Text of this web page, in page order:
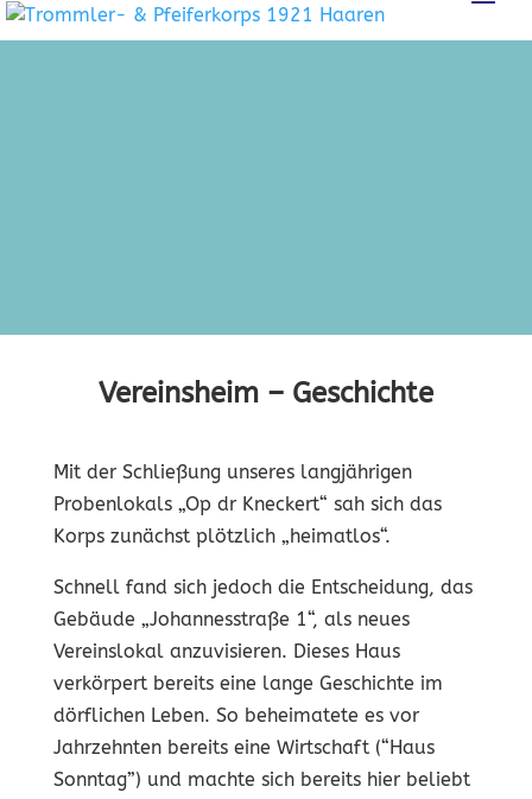
Vereinsheim – Geschichte
Mit der Schließung unseres langjährigen
Probenlokals „Op dr Kneckert“ sah sich das
Korps zunächst plötzlich „heimatlos“.
Schnell fand sich jedoch die Entscheidung, das
Gebäude „Johannesstraße 1“, als neues
Vereinslokal anzuvisieren. Dieses Haus
verkörpert bereits eine lange Geschichte im
dörflichen Leben. So beheimatete es vor
Jahrzehnten bereits eine Wirtschaft (“Haus
Sonntag”) und machte sich bereits hier beliebt